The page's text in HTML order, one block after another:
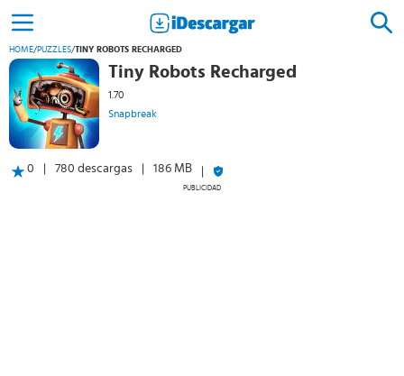
HOME/PUZZLES/TINY ROBOTS RECHARGED
Tiny Robots Recharged
1.70
Snapbreak
0 780 descargas 186 MB
PUBLICIDAD